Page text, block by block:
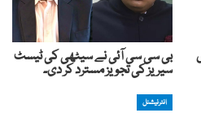
بی سی سی آئی نے سیٹھی کی ٹیسٹ
سیریز کی تجویز مسترد کر دی۔
انٹرنیشنل